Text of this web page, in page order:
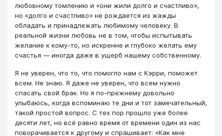
любовному томлению и «они жили долго и счастливо»,
но «долго и счастливо» не рождается из жажды
обладать и принадлежать любимому человеку. В
реальной жизни любовь не в том, чтобы испытывать
желание к кому-то, но искренне и глубоко желать ему
счастья — иногда даже в ущерб нашему собственному.
Я не уверен, что то, что помогло нам с Кэрри, поможет
всем. Не знаю. Я даже не уверен, что всем нужно
спасать свой брак. Но я по-прежнему довольно
улыбаюсь, когда вспоминаю те дни и тот замечательный,
такой простой вопрос. С тех пор прошло уже более
десяти лет, но всё равно время от времени один из нас
поворачивается к другому и спрашивает: «Как мне